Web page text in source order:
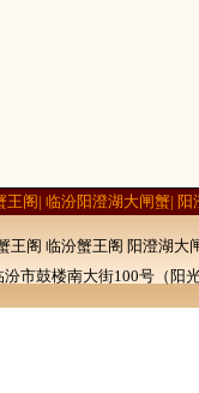
阁| 临汾阳澄湖大闸蟹|
王阁 临汾蟹王阁 阳澄湖大
汾市鼓楼南大街100号（阳